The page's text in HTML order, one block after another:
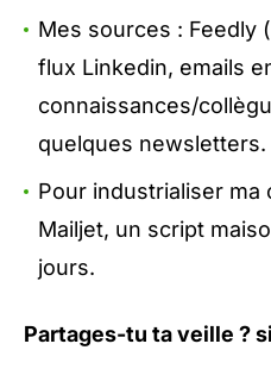
Mes sources : Feedly
flux Linkedin, emails
connaissances/
quelques newsletters.
Pour industrialiser ma
Mailjet, un script
jours.
Partages-tu ta veille ?